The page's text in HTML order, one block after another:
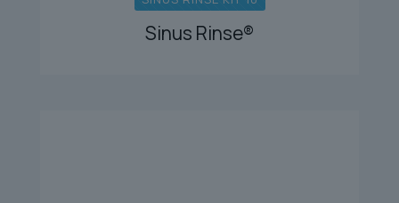
Sinus Rinse®